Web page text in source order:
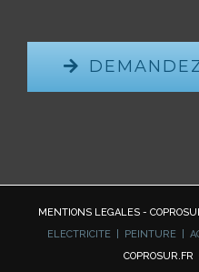
MENTIONS LEGALES -
ELECTRICITE | PEINTURE |
COPROSUR.FR